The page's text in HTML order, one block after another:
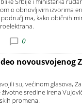
o obnovljivim izvorima
kako običnih
0
novousvojenog
su, većinom glasova,
sredine Irena
promena.